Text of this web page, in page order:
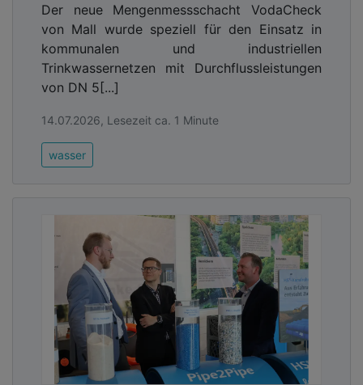
Der neue Mengenmessschacht VodaCheck
von Mall wurde speziell für den Einsatz in
kommunalen und industriellen
Trinkwassernetzen mit Durchflussleistungen
von DN 5[...]
14.07.2026, Lesezeit ca. 1 Minute
wasser